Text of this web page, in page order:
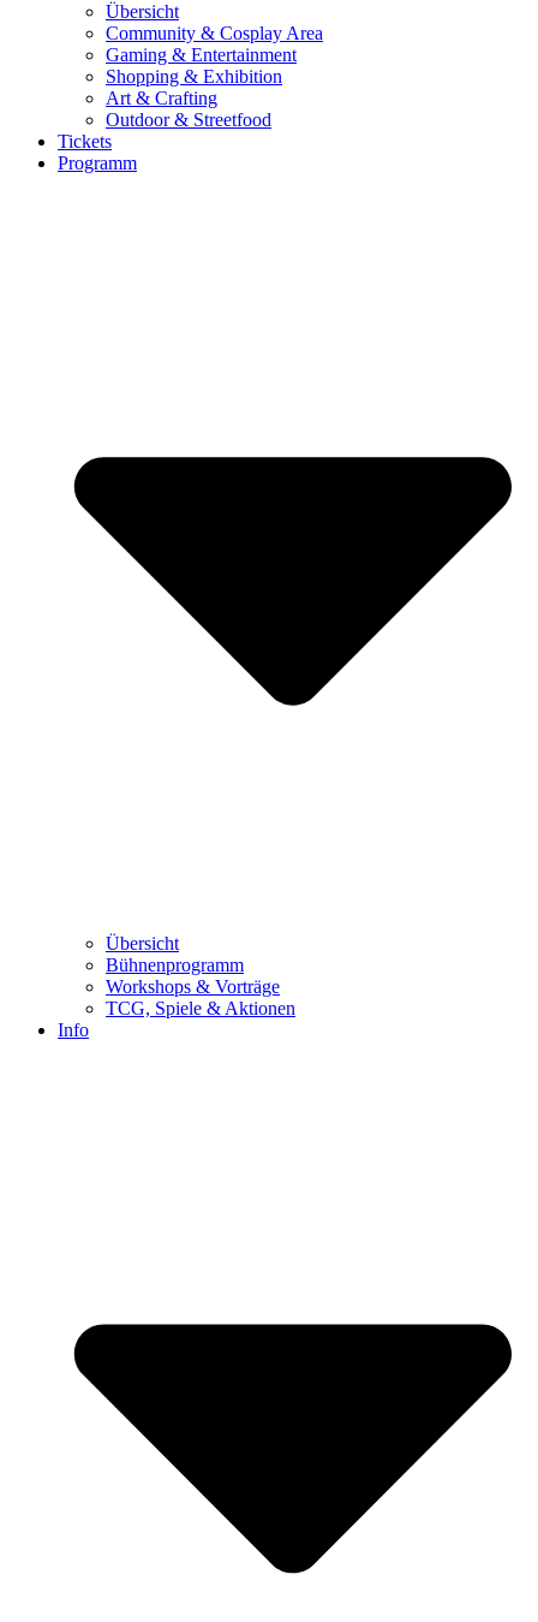
Übersicht
Community & Cosplay Area
Gaming & Entertainment
Shopping & Exhibition
Art & Crafting
Outdoor & Streetfood
Tickets
Programm
Übersicht
Bühnenprogramm
Workshops & Vorträge
TCG, Spiele & Aktionen
Info